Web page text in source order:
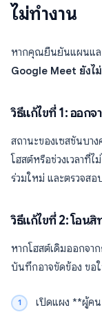
ไม่ทำงาน
หากคุณยืนยันแผนแล
Google Meet ยังไ
วิธีแก้ไขที่ 1: ออกจ
สถานะของเซสชันบา
โฮสต์หรือช่วงเวลาที่
ร่วมใหม่ และตรวจส
วิธีแก้ไขที่ 2: โอนสิ
หากโฮสต์เดิมออกจา
บันทึกอาจขัดข้อง ขอ
เปิดแผง **ผู้คน